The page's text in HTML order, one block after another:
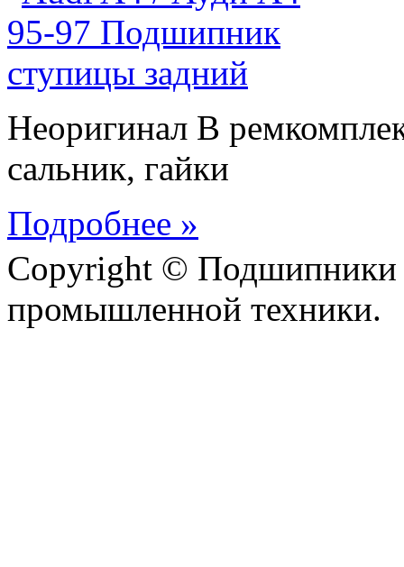
Неоригинал В
сальник, гайки
Подробнее »
Copyright © Подшипники
промышленной техники.